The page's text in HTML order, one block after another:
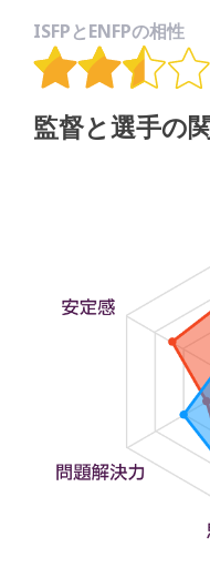
ISFPとENFPの相性
監督と選手の